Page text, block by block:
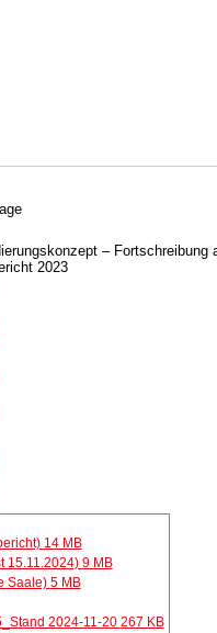
–
2023
14 MB
15.11.2024) 9 MB
Saale) 5 MB
2024-11-20 267 KB